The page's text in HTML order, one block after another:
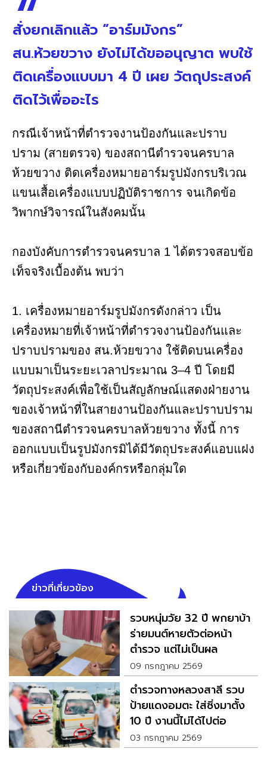
สั่งยกเลิกแล้ว “อาร์มมังกร”
สน.ห้วยขวาง ยังไม่ได้ขออนุญาต พบใช้
ติดเครื่องแบบมา 4 ปี เผย วัตถุประสงค์
ติดไว้เพื่ออะไร
กรณีเจ้าหน้าที่ตำรวจงานป้องกันและปราบ
ปราม (สายตรวจ) ของสถานีตำรวจนครบาล
ห้วยขวาง ติดเครื่องหมายอาร์มรูปมังกรบริเวณ
แขนเสื้อเครื่องแบบปฏิบัติราชการ จนเกิดข้อ
วิพากษ์วิจารณ์ในสังคมนั้น
กองบังคับการตำรวจนครบาล 1 ได้ตรวจสอบข้อ
เท็จจริงเบื้องต้น พบว่า
1. เครื่องหมายอาร์มรูปมังกรดังกล่าว เป็น
เครื่องหมายที่เจ้าหน้าที่ตำรวจงานป้องกันและ
ปราบปรามของ สน.ห้วยขวาง ใช้ติดบนเครื่อง
แบบมาเป็นระยะเวลาประมาณ 3–4 ปี โดยมี
วัตถุประสงค์เพื่อใช้เป็นสัญลักษณ์แสดงฝ่ายงาน
ของเจ้าหน้าที่ในสายงานป้องกันและปราบปราม
ของสถานีตำรวจนครบาลห้วยขวาง ทั้งนี้ การ
ออกแบบเป็นรูปมังกรมิได้มีวัตถุประสงค์แอบแฝง
หรือเกี่ยวข้องกับองค์กรหรือกลุ่มใด
ข่าวที่เกี่ยวข้อง
รวบหนุ่มวัย 32 ปี พกยาบ้า
ร่ายมนต์หายตัวต่อหน้า
ตำรวจ แต่ไม่เป็นผล
09 กรกฎาคม 2569
ตำรวจทางหลวงสาลี รวบ
ป้ายแดงอมตะ ใส่ซิ่งมาตั้ง
10 ปี งานนี้ไม่ได้ไปต่อ
03 กรกฎาคม 2569